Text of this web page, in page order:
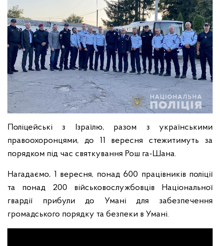
Поліцейські з Ізраїлю, разом з українськими
правоохоронцями, до 11 вересня стежитимуть за
порядком під час святкування Рош га-Шана.
Нагадаємо, 1 вересня, понад 600 працівників поліції
та понад 200 військовослужбовців Національної
гвардії прибули до Умані для забезпечення
громадського порядку та безпеки в Умані.